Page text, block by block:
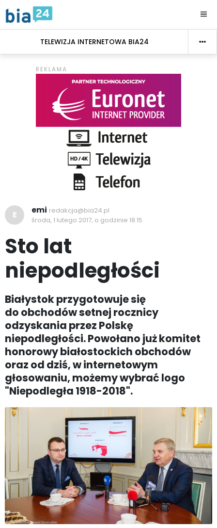
TELEWIZJA INTERNETOWA BIA24
E emi redakcja@bia24.pl
środa, 1 lutego 2017, o godzinie 18:15
Sto lat
niepodległości
Białystok przygotowuje się
do obchodów setnej rocznicy
odzyskania przez Polskę
niepodległości. Powołano już komitet
honorowy białostockich obchodów
oraz od dziś, w internetowym
głosowaniu, możemy wybrać logo
"Niepodległa 1918-2018".